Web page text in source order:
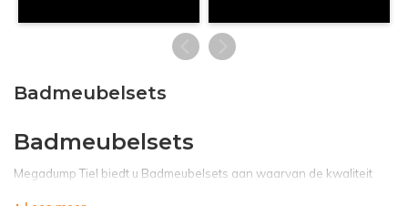
Badmeubelsets
Badmeubelsets
Megadump Tiel biedt u Badmeubelsets aan waarvan de kwaliteit